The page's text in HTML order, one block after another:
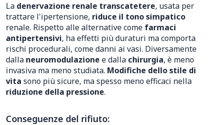
La denervazione renale transcatetere, usata per
trattare l'ipertensione, riduce il tono simpatico
renale. Rispetto alle alternative come farmaci
antipertensivi, ha effetti più duraturi ma comporta
rischi procedurali, come danni ai vasi. Diversamente
dalla neuromodulazione e dalla chirurgia, è meno
invasiva ma meno studiata. Modifiche dello stile di
vita sono più sicure, ma spesso meno efficaci nella
riduzione della pressione.
Conseguenze del rifiuto: